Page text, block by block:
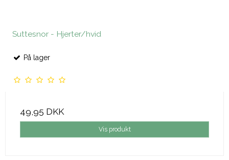
Suttesnor - Hjerter/hvid
På lager
49,95 DKK
Vis produkt